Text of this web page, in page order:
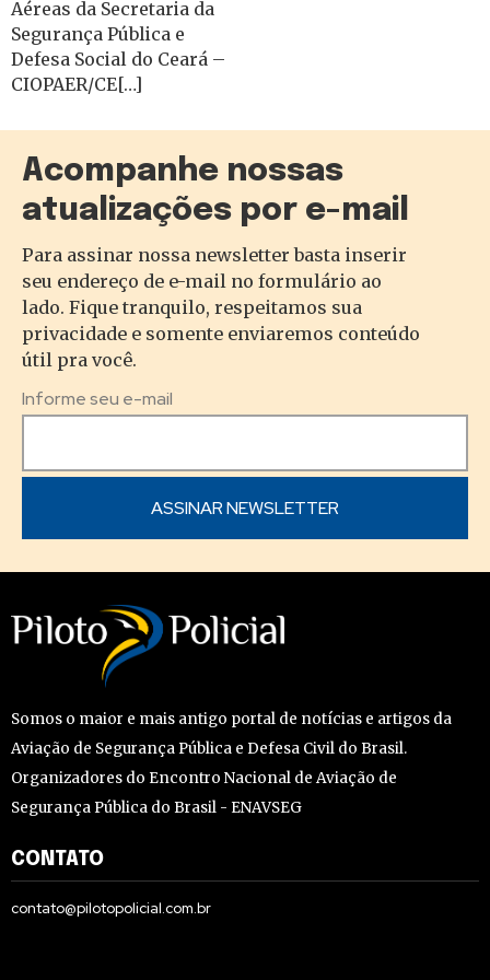
Aéreas da Secretaria da
Segurança Pública e
Defesa Social do Ceará –
CIOPAER/CE[…]
Acompanhe nossas
atualizações por e-mail
Para assinar nossa newsletter basta inserir
seu endereço de e-mail no formulário ao
lado. Fique tranquilo, respeitamos sua
privacidade e somente enviaremos conteúdo
útil pra você.
Informe seu e-mail
Somos o maior e mais antigo portal de notícias e artigos da
Aviação de Segurança Pública e Defesa Civil do Brasil.
Organizadores do Encontro Nacional de Aviação de
Segurança Pública do Brasil - ENAVSEG
CONTATO
contato@pilotopolicial.com.br